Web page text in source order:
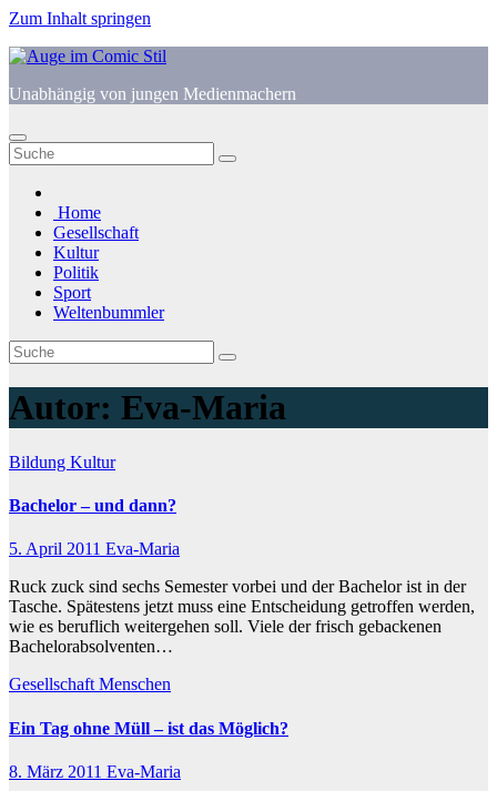
Zum Inhalt springen
Unabhängig von jungen Medienmachern
Home
Gesellschaft
Kultur
Politik
Sport
Weltenbummler
Autor: Eva-Maria
Bildung Kultur
Bachelor – und dann?
5. April 2011 Eva-Maria
Ruck zuck sind sechs Semester vorbei und der Bachelor ist in der
Tasche. Spätestens jetzt muss eine Entscheidung getroffen werden,
wie es beruflich weitergehen soll. Viele der frisch gebackenen
Bachelorabsolventen…
GesellschaftMenschen
Ein Tag ohne Müll – ist das Möglich?
8. März 2011 Eva-Maria